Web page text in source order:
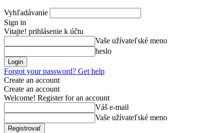
Vyhľadávanie
Sign in
Vitajte! prihlásenie k účtu
Vaše užívateľské meno
heslo
Forgot your password? Get help
Create an account
Create an account
Welcome! Register for an account
Váš e-mail
Vaše užívateľské meno